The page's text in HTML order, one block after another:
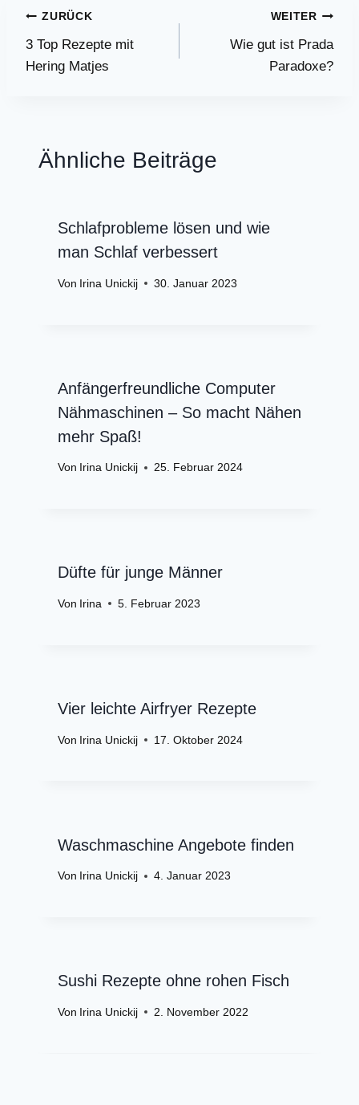
Beitragsnavigation
ZURÜCK
3 Top Rezepte mit
Hering Matjes
WEITER
Wie gut ist Prada
Paradoxe?
Ähnliche Beiträge
Schlafprobleme lösen und wie
man Schlaf verbessert
Von Irina Unickij 30. Januar 2023
Anfängerfreundliche Computer
Nähmaschinen – So macht Nähen
mehr Spaß!
Von Irina Unickij 25. Februar 2024
Düfte für junge Männer
Von Irina 5. Februar 2023
Vier leichte Airfryer Rezepte
Von Irina Unickij 17. Oktober 2024
Waschmaschine Angebote finden
Von Irina Unickij 4. Januar 2023
Sushi Rezepte ohne rohen Fisch
Von Irina Unickij 2. November 2022